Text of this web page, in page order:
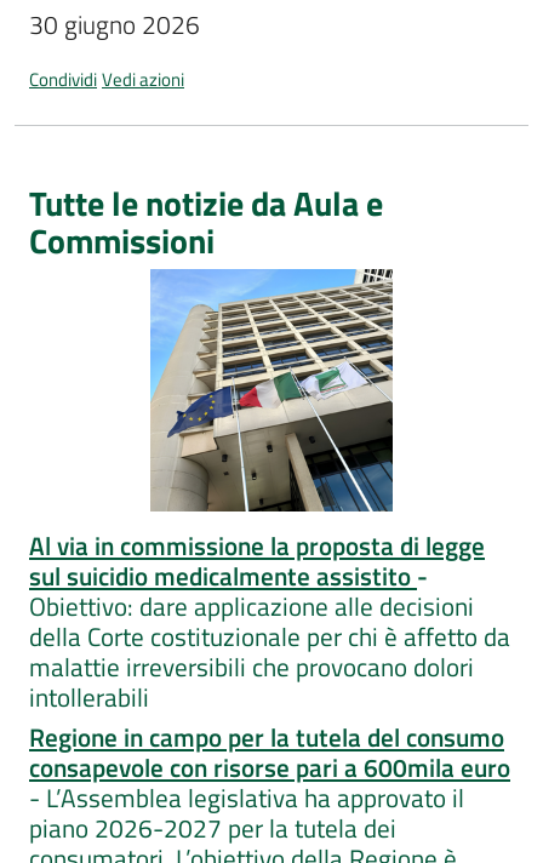
Per
media
cittadini
30 giugno 2026
CondividiVedi azioni
Tutte le notizie da Aula e
Commissioni
Al via in commissione la proposta di legge
sul suicidio medicalmente assistito-
Obiettivo: dare applicazione alle decisioni
della Corte costituzionale per chi è affetto da
malattie irreversibili che provocano dolori
intollerabili
Regione in campo per la tutela del consumo
consapevole con risorse pari a 600mila euro
- L’Assemblea legislativa ha approvato il
piano 2026-2027 per la tutela dei